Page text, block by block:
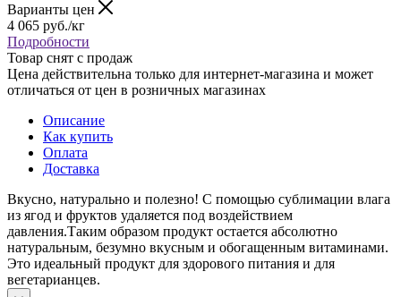
Варианты цен
4 065 руб./кг
Подробности
Товар снят с продаж
Цена действительна только для интернет-магазина и может
отличаться от цен в розничных магазинах
Описание
Как купить
Оплата
Доставка
Вкусно, натурально и полезно! С помощью сублимации влага
из ягод и фруктов удаляется под воздействием
давления.Таким образом продукт остается абсолютно
натуральным, безумно вкусным и обогащенным витаминами.
Это идеальный продукт для здорового питания и для
вегетарианцев.